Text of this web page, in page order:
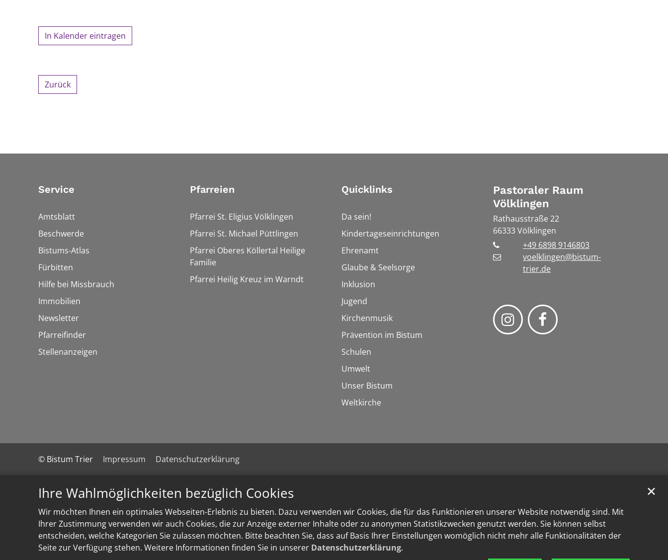
Ihre Wahlmöglichkeiten bezüglich Cookies
Wir möchten Ihnen ein optimales Webseiten-Erlebnis zu bieten. Dazu verwenden wir Cookies, die für das Funktionieren unserer Website notwendig sind. Mit
Ihrer Zustimmung verwenden wir auch Cookies, die zur Anzeige externer Inhalte oder zu anonymen Statistikzwecken genutzt werden. Sie können selbst
entscheiden, welche Kategorien Sie zulassen möchten. Bitte beachten Sie, dass auf Basis Ihrer Einstellungen womöglich nicht mehr alle Funktionalitäten der
Seite zur Verfügung stehen. Weitere Informationen finden Sie in unserer Datenschutzerklärung.
✕
In Kalender eintragen
Zurück
Service
Amtsblatt
Beschwerde
Bistums-Atlas
Fürbitten
Hilfe bei Missbrauch
Immobilien
Newsletter
Pfarreifinder
Stellenanzeigen
Pfarreien
Pfarrei St. Eligius Völklingen
Pfarrei St. Michael Püttlingen
Pfarrei Oberes Köllertal Heilige
Familie
Pfarrei Heilig Kreuz im Warndt
Quicklinks
Da sein!
Kindertageseinrichtungen
Ehrenamt
Glaube & Seelsorge
Inklusion
Jugend
Kirchenmusik
Prävention im Bistum
Schulen
Umwelt
Unser Bistum
Weltkirche
Pastoraler Raum
Völklingen
Rathausstraße 22
66333 Völklingen
+49 6898 9146803
voelklingen@bistum-
trier.de
© Bistum Trier Impressum Datenschutzerklärung